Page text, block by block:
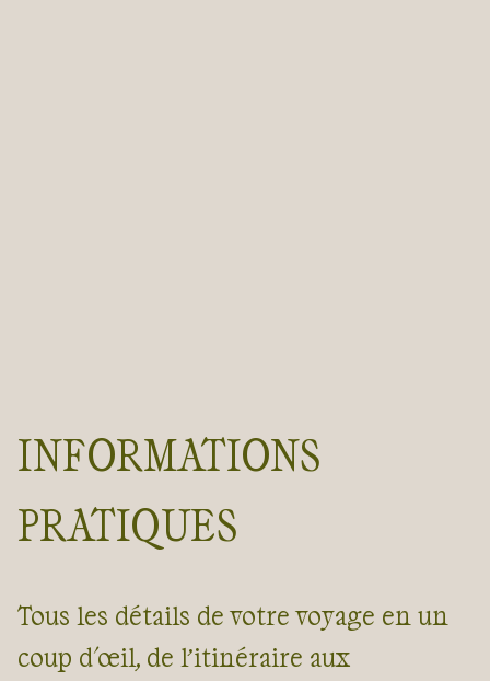
INFORMATIONS
PRATIQUES
Tous les détails de votre voyage en un
coup d'œil, de l’itinéraire aux